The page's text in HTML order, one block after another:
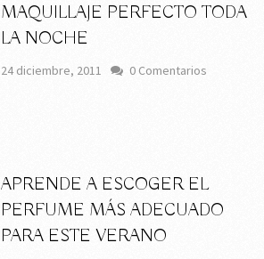
MAQUILLAJE PERFECTO TODA
LA NOCHE
24 diciembre, 2011 0 Comentarios
APRENDE A ESCOGER EL
PERFUME MÁS ADECUADO
PARA ESTE VERANO